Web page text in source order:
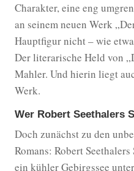
Charakter, eine eng
an seinem neuen Werk
Hauptfigur nicht – wie
Der literarische Held von
Mahler. Und hierin liegt
Werk.
Wer Robert Seethalers
Doch zunächst zu den
Romans: Robert
ein kühler Gebirgssee